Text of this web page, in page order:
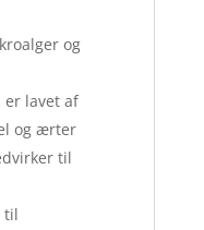
og
er lavet af
og ærter
til
til